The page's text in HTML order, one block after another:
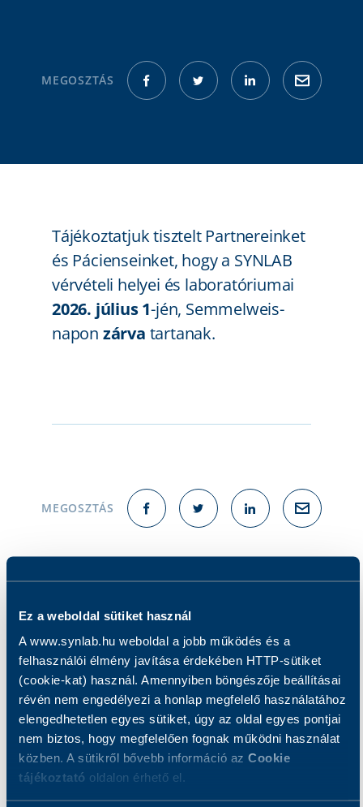
Ez a weboldal sütiket használ
A www.synlab.hu weboldal a jobb működés és a
felhasználói élmény javítása érdekében HTTP-sütiket
(cookie-kat) használ. Amennyiben böngészője beállításai
révén nem engedélyezi a honlap megfelelő használatához
elengedhetetlen egyes sütiket, úgy az oldal egyes pontjai
nem biztos, hogy megfelelően fognak működni használat
közben. A sütikről bővebb információ az Cookie
tájékoztató oldalon érhető el.
MEGOSZTÁS
Tájékoztatjuk tisztelt Partnereinket
és Pácienseinket, hogy a SYNLAB
vérvételi helyei és laboratóriumai
2026. július 1-jén, Semmelweis-
napon zárva tartanak.
MEGOSZTÁS
Hírek, aktualitások
ÖSSZES BEJEGYZÉS
Új vérvételi helyünk nyílt